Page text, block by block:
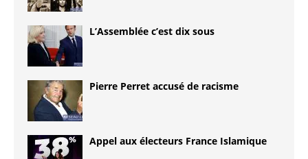
L’Assemblée c’est dix sous
Pierre Perret accusé de racisme
Appel aux électeurs France Islamique